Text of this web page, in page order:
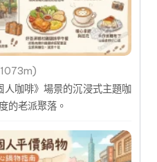
咖啡》場景的沉浸式主題咖
的老派聚落。